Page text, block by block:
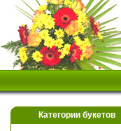
Категории букетов